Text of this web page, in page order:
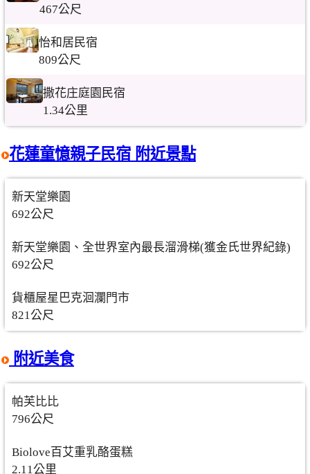
467公尺
怡和居民宿
809公尺
撒花庄庭園民宿
1.34公里
花蓮童憶親子民宿 附近景點
新天堂樂園
692公尺
新天堂樂園、全世界室內最長溜滑梯(獲金氏世界紀錄)
692公尺
貨櫃屋星巴克洄瀾門市
821公尺
附近美食
帕芙比比
796公尺
Biolove百艾重乳酪蛋糕
2.11公里